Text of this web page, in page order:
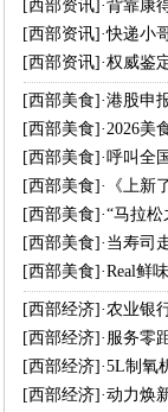
[西部资讯]·背靠康
[西部资讯]·快递小
[西部资讯]·权威鉴
[西部美食]·港股申
[西部美食]·2026美
[西部美食]·呼叫全
[西部美食]·
《上
[西部美食]·“马拉
[西部美食]· 当寿司
[西部美食]·Real鲜
[西部经济]·农业银
[西部经济]· 服务零
[西部经济]·5L制氧
[西部经济]·动力焕